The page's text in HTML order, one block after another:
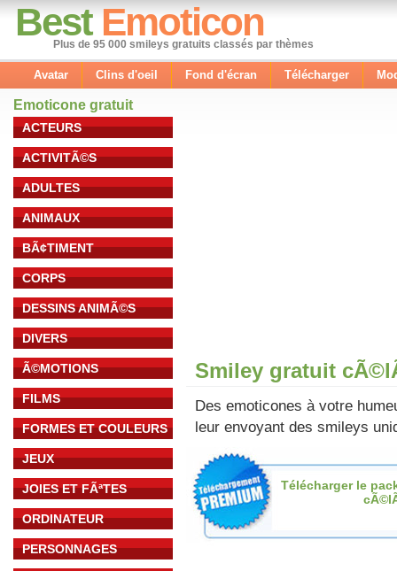
Best Emoticon
Plus de 95 000 smileys gratuits classés par thèmes
Avatar Clins d'oeil Fond d'écran Télécharger
Emoticone gratuit
ACTEURS
ACTIVITÃ©S
ADULTES
ANIMAUX
BÃ¢TIMENT
CORPS
DESSINS ANIMÃ©S
DIVERS
Ã©MOTIONS
FILMS
FORMES ET COULEURS
JEUX
JOIES ET FÃªTES
ORDINATEUR
PERSONNAGES
Smiley gratuit
Des emoticones à votre
leur envoyant des smileys
Télécharger le